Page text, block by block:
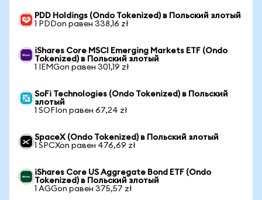
PDD Holdings (Ondo Tokenized) в Польский злотый
1 PDDon равен 338,16 zł
iShares Core MSCI Emerging Markets ETF (Ondo
Tokenized) в Польский злотый
1 IEMGon равен 301,19 zł
SoFi Technologies (Ondo Tokenized) в Польский
злотый
1 SOFIon равен 67,24 zł
SpaceX (Ondo Tokenized) в Польский злотый
1 SPCXon равен 476,69 zł
iShares Core US Aggregate Bond ETF (Ondo
Tokenized) в Польский злотый
1 AGGon равен 375,57 zł